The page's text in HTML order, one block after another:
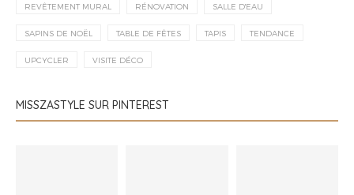
REVÊTEMENT MURAL RÉNOVATION SALLE D'EAU
SAPINS DE NOËL TABLE DE FÊTES TAPIS TENDANCE
UPCYCLER VISITE DÉCO
MISSZASTYLE SUR PINTEREST